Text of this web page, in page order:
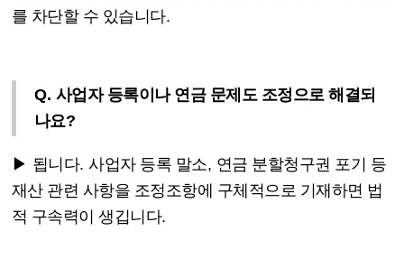
를 차단할 수 있습니다.
Q. 사업자 등록이나 연금 문제도 조정으로 해결되
나요?
▶ 됩니다.사업자 등록 말소, 연금 분할청구권 포기 등
재산 관련 사항을 조정조항에 구체적으로 기재하면 법
적 구속력이 생깁니다.